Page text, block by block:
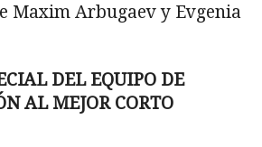
Maxim Arbugaev y Evgenia
DEL EQUIPO DE
AL MEJOR CORTO